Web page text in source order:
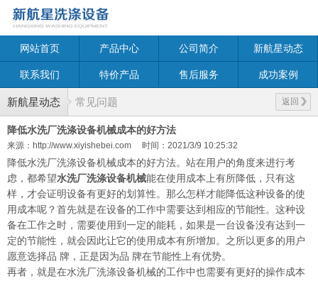
网站首页 产品中心 公司简介 新航星动态
联系我们 特价产品 售后服务 成功案例
新航星动态 返回
常见问题
降低水洗厂洗涤设备机械成本的好方法
来源：http://www.xiyishebei.com 时间：2021/3/9 10:25:32
降低水洗厂洗涤设备机械成本的好方法。站在用户的角度来进行考
虑，都希望水洗厂洗涤设备机械能在使用成本上有所降低，只有这
样，才会证明设备有更好的划算性。那么怎样才能降低这种设备的使
用成本呢？首先就是在设备的工作中需要达到相应的节能性。这种设
备在工作之时，需要使用到一定的能耗，如果是一台设备没有达到一
定的节能性，就会因此让它的使用成本有所增加。之所以更多的用户
愿意选择品 牌，正是因为品 牌在节能性上有优势。
再者，就是在水洗厂洗涤设备机械的工作中也需要有更好的操作成本